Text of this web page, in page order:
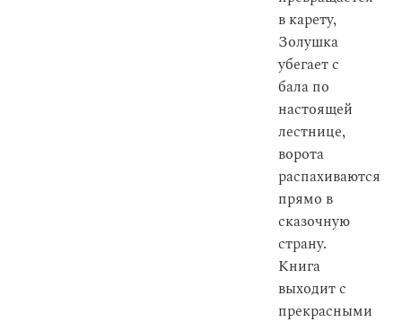
в карету,
Золушка
убегает с
бала по
настоящей
лестнице,
ворота
распахиваются
прямо в
сказочную
страну.
Книга
выходит с
прекрасными